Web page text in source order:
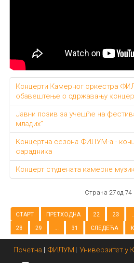
Концерти Камерног оркестра
обавештење о одржавању
Јавни позив за учешће на
младих"
Kонцертна сезона ФИЛУМ-а -
сарадника
Концерт студената камерне
Страна 27 од 74
СТАРТ ПРЕТХОДНА 22 23
28
29 ... 31 СЛЕДЕЋА
Почетна | ФИЛУМ | Универзитет у